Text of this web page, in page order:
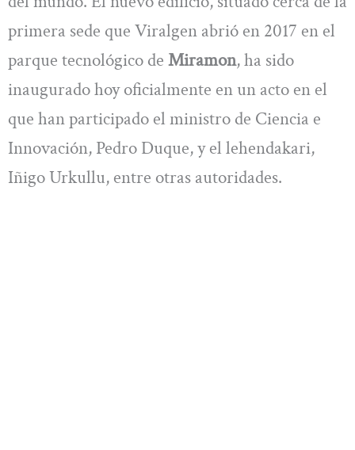
primera sede que Viralgen abrió en 2017 en el
parque tecnológico de Miramon, ha sido
inaugurado hoy oficialmente en un acto en el
que han participado el ministro de Ciencia e
Innovación, Pedro Duque, y el lehendakari,
Iñigo Urkullu, entre otras autoridades.